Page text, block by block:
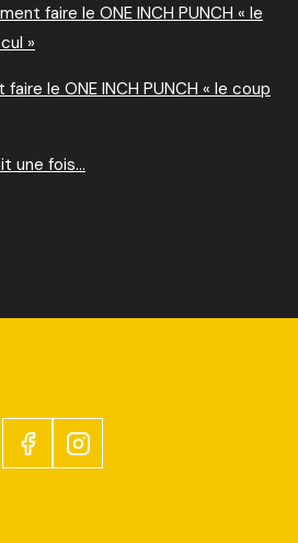
faire le ONE INCH PUNCH « le
»
le ONE INCH PUNCH « le coup
une fois…